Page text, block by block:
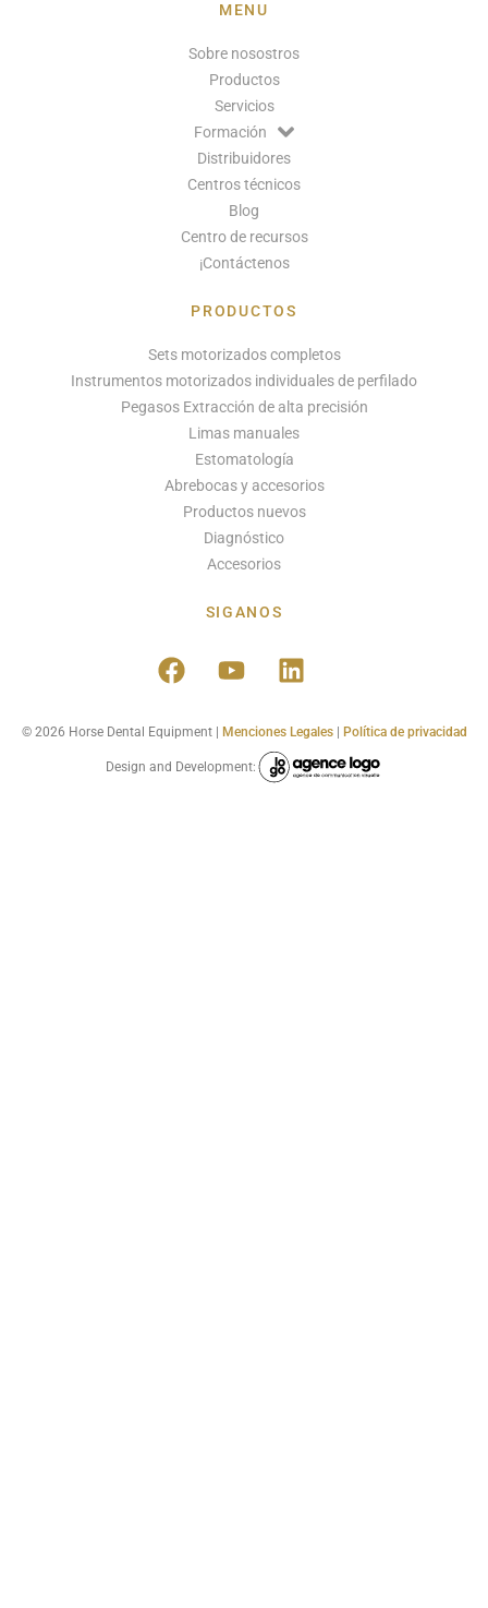
MENU
Sobre nosostros
Productos
Servicios
Formación
Distribuidores
Centros técnicos
Blog
Centro de recursos
¡Contáctenos
PRODUCTOS
Sets motorizados completos
Instrumentos motorizados individuales de perfilado
Pegasos Extracción de alta precisión
Limas manuales
Estomatología
Abrebocas y accesorios
Productos nuevos
Diagnóstico
Accesorios
SIGANOS
© 2026 Horse Dental Equipment | Menciones Legales| Política de privacidad
Design and Development: